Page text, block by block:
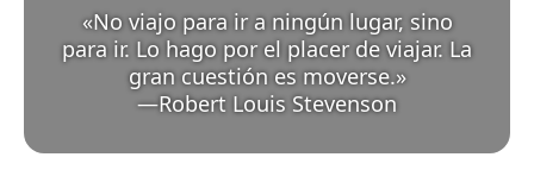
«No viajo para ir a ningún lugar, sino
para ir. Lo hago por el placer de viajar. La
gran cuestión es moverse. »
—Robert Louis Stevenson